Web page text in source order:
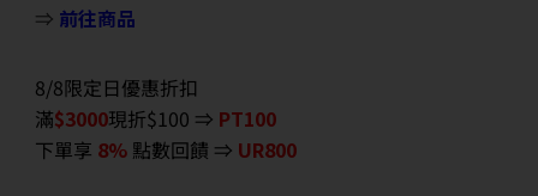
⇒ 前往商品
8/8限定日優惠折扣
滿$3000現折$100 ⇒ PT100
下單享 8% 點數回饋 ⇒ UR800